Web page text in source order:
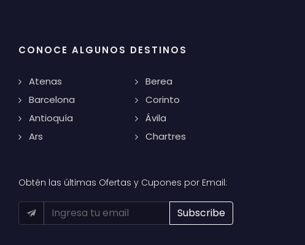
CONOCE ALGUNOS DESTINOS
Atenas
Barcelona
Antioquía
Ars
Berea
Corinto
Ávila
Chartres
Obtén las últimas Ofertas y Cupones por Email: